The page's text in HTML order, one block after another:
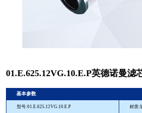
01.E.625.12VG.10.E.P英德诺曼滤
基本参数
型号:01.E.625.12VG.10.E.P 材质: